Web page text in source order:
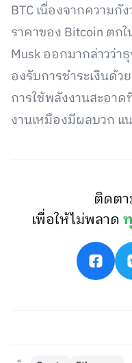
BTC เนื่องจากความ
ราคาของ Bitcoin ตก
Musk ออกมากล่าวว่า
องรับการชำระเงินด้ว
การใช้พลังงานสะอา
งานเหมืองมีผลบวก แ
ติดตา
เพื่อให้ไม่พลาด